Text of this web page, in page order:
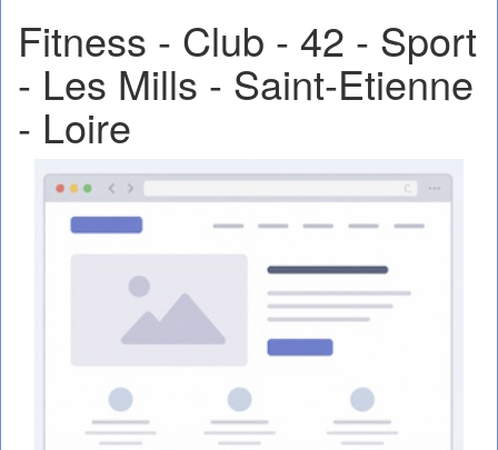
Fitness - Club - 42 - Sport
- Les Mills - Saint-Etienne
- Loire